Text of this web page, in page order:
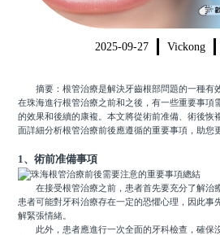
根管收費
美學收費
箍牙收費
門診時間
2025-09-27 Vickong
摘要：根管治療是解決牙齒根部問題的一種有效
在珠海進行根管治療之前和之後，有一些重要事項
的效果和後續的康複。本文將從術前准備、術後恢
面詳細分析根管治療前後應遵循的重要事項，助您
1、術前准備事項
在接受根管治療之前，患者首先要充分了解治
患者可能對牙科治療存在一定的恐懼心理，因此事
解緊張情緒。
此外，患者應進行一次全面的牙科檢查，確保